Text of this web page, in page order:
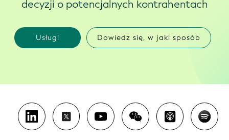
decyzji o potencjalnych kontrahentach
Usługi Dowiedz się, w jaki sposób